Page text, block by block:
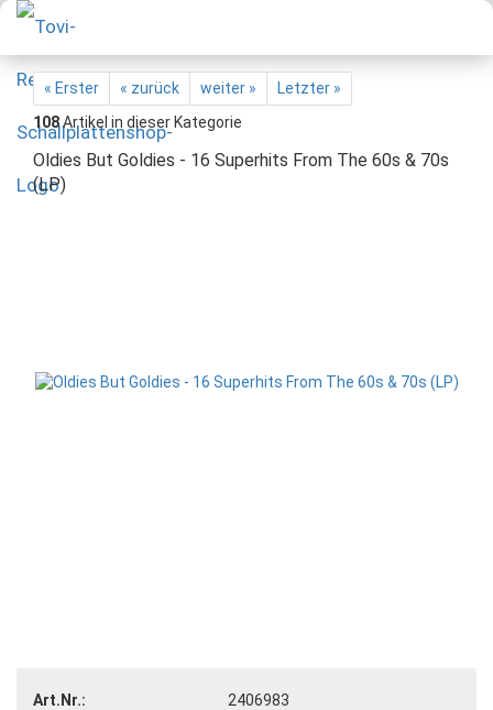
« Erster « zurück weiter »
Letzter »
108Artikel in dieser Kategorie
Oldies But Goldies - 16 Superhits From The 60s & 70s
(LP)
Art.Nr.:
2406983